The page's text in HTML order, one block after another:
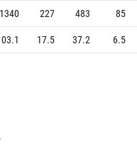
1340 227 483
85
17.5 37.2 6.5